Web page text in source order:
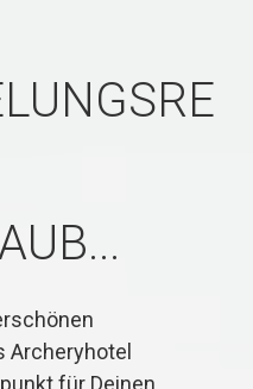
Archeryhotel